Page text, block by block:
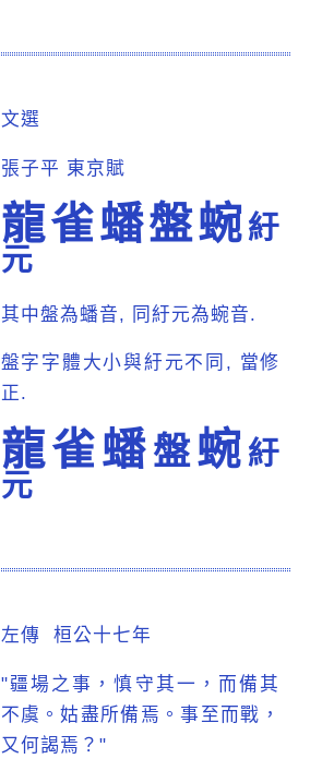
文選
張子平 東京賦
龍雀蟠盤蜿紆
元
其中盤為蟠音, 同紆元為蜿音.
盤字字體大小與紆元不同, 當修
正.
龍雀蟠盤蜿 紆
元
左傳 桓公十七年
"疆場之事，慎守其一，而備其
不虞。姑盡所備焉。事至而戰，
又何謁焉？"